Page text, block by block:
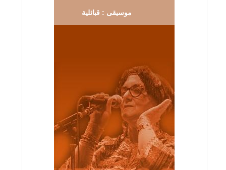
موسيقى : قبائلية